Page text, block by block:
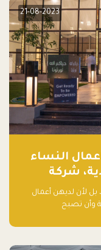
21-08-2023
النساء
شركة
بل لأن لديهن أعمال
وأن تصبح